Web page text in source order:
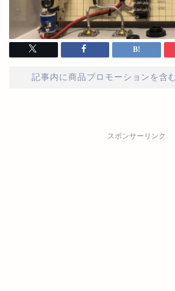
記事内に商品プロモーションを含
スポンサーリンク